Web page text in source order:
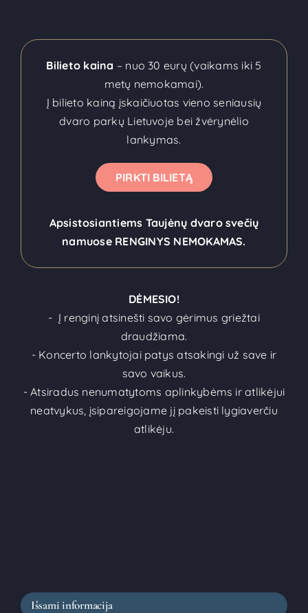
Bilieto kaina – nuo 30 eurų (vaikams iki 5
metų nemokamai).
Į bilieto kainą įskaičiuotas vieno seniausių
dvaro parkų Lietuvoje bei žvėrynėlio
lankymas.
PIRKTI BILIETĄ
Apsistosiantiems Taujėnų dvaro svečių
namuose RENGINYS NEMOKAMAS.
DĖMESIO!
- Į renginį atsinešti savo gėrimus griežtai
draudžiama.
- Koncerto lankytojai patys atsakingi už save ir
savo vaikus.
- Atsiradus nenumatytoms aplinkybėms ir atlikėjui
neatvykus, įsipareigojame jį pakeisti lygiaverčiu
atlikėju.
Išsami informacija